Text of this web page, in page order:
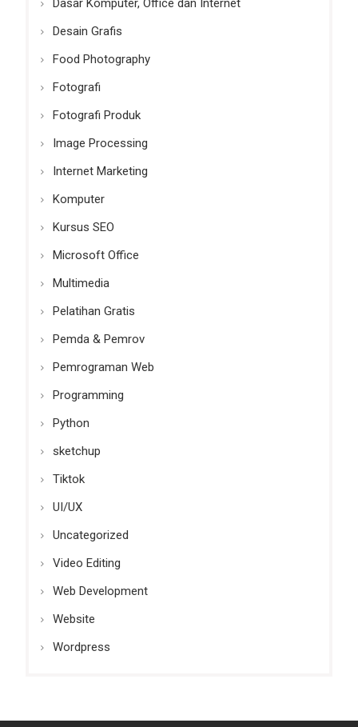
Dasar Komputer, Office dan Internet
Desain Grafis
Food Photography
Fotografi
Fotografi Produk
Image Processing
Internet Marketing
Komputer
Kursus SEO
Microsoft Office
Multimedia
Pelatihan Gratis
Pemda & Pemrov
Pemrograman Web
Programming
Python
sketchup
Tiktok
UI/UX
Uncategorized
Video Editing
Web Development
Website
Wordpress